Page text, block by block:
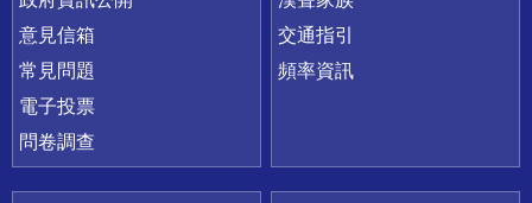
意見信箱
常見問題
電子投票
問卷調查
交通指引
頻率資訊